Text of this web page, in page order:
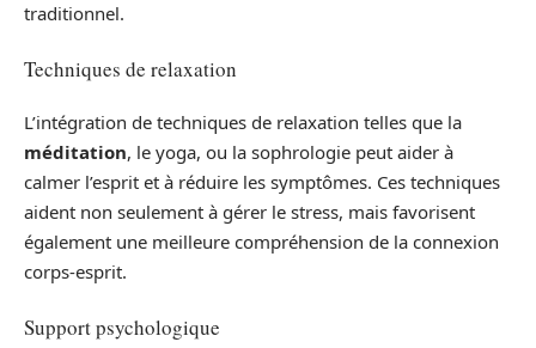
traditionnel.
Techniques de relaxation
L’intégration de techniques de relaxation telles que la
méditation, le yoga, ou la sophrologie peut aider à
calmer l’esprit et à réduire les symptômes. Ces techniques
aident non seulement à gérer le stress, mais favorisent
également une meilleure compréhension de la connexion
corps-esprit.
Support psychologique